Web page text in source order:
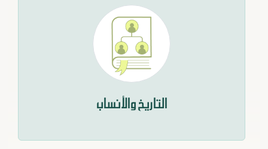
التاريخ والأنساب